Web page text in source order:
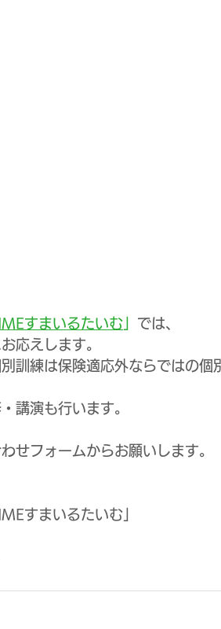
すまいるたいむ
では、
応えします。
訓練は保険適応外ならではの個
講演も行います。
せフォームからお願いします。
すまいるたいむ」